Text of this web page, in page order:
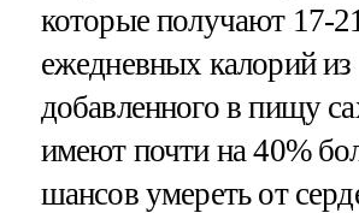
которые получают 17-
ежедневных калорий из
добавленного в пищу
имеют почти на 40%
шансов умереть от